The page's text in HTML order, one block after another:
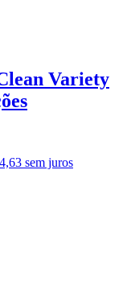
Variety
sem juros